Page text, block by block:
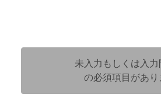
未入力もしくは入力
の必須項目があり